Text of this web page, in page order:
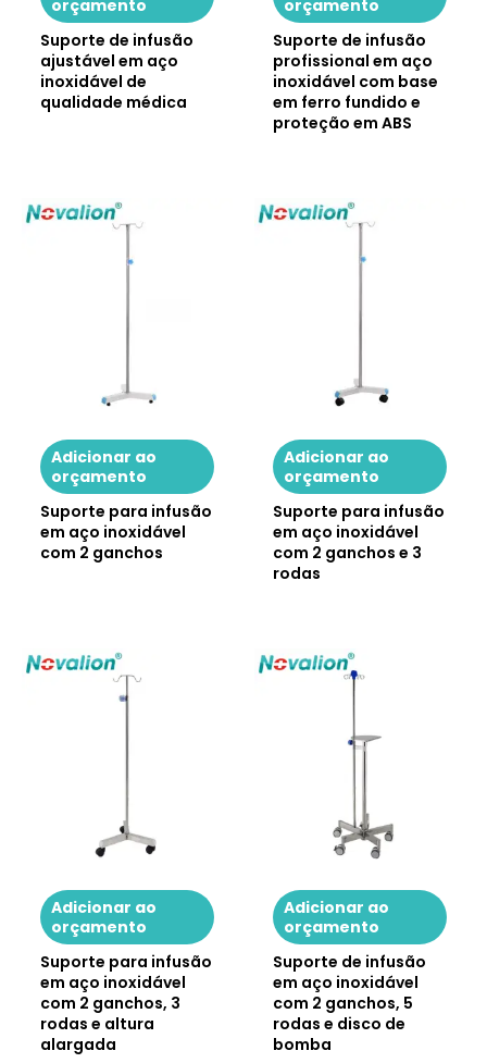
orçamento
Suporte de infusão
ajustável em aço
inoxidável de
qualidade médica
orçamento
Suporte de infusão
profissional em aço
inoxidável com base
em ferro fundido e
proteção em ABS
Adicionar ao
orçamento
Suporte para infusão
em aço inoxidável
com 2 ganchos
Adicionar ao
orçamento
Suporte para infusão
em aço inoxidável
com 2 ganchos e 3
rodas
Adicionar ao
orçamento
Suporte para infusão
em aço inoxidável
com 2 ganchos, 3
rodas e altura
alargada
Adicionar ao
orçamento
Suporte de infusão
em aço inoxidável
com 2 ganchos, 5
rodas e disco de
bomba